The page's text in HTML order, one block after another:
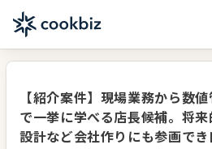
【紹介案件】現場業務から数
で一挙に学べる店長候補。将
設計など会社作りにも参画で